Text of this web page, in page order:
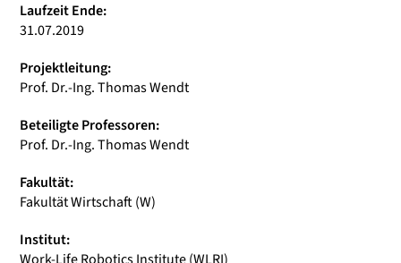
Laufzeit Ende:
31.07.2019
Projektleitung:
Prof. Dr.-Ing. Thomas Wendt
Beteiligte Professoren:
Prof. Dr.-Ing. Thomas Wendt
Fakultät:
Fakultät Wirtschaft (W)
Institut: